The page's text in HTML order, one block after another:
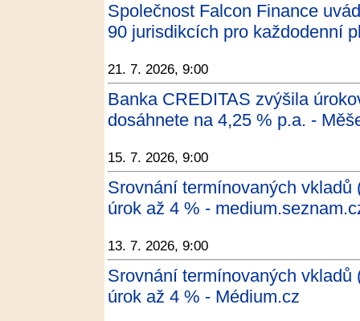
Společnost Falcon Finance
90 jurisdikcích pro každodenní
21. 7. 2026, 9:00
Banka CREDITAS zvýšila
dosáhnete na 4,25 % p.a. -
15. 7. 2026, 9:00
Srovnání termínovaných
úrok až 4 % -
13. 7. 2026, 9:00
Srovnání termínovaných
úrok až 4 % - Médium.cz